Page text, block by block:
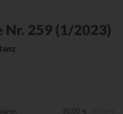
Nr. 259 (1/2023)
50,00 €